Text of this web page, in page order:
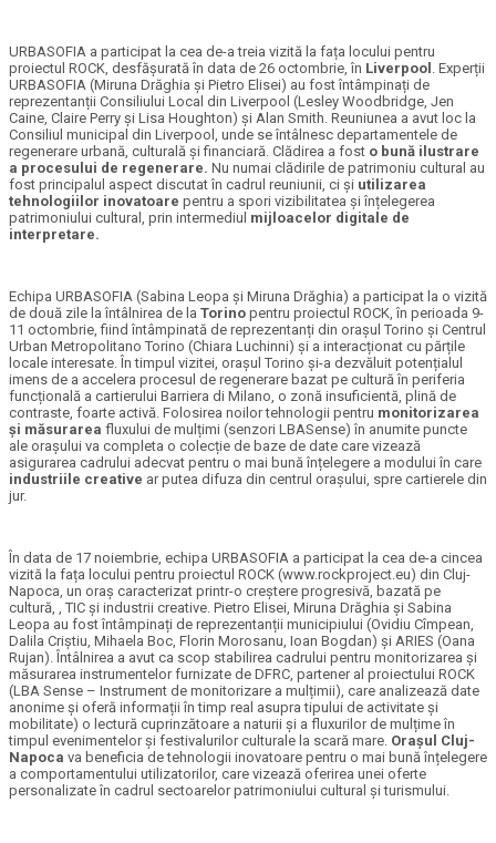
URBASOFIA a participat la cea de-a treia vizită la fața locului pentru
proiectul ROCK, desfășurată în data de 26 octombrie, în Liverpool . Experții
URBASOFIA (Miruna Drăghia și Pietro Elisei) au fost întâmpinați de
reprezentanții Consiliului Local din Liverpool (Lesley Woodbridge, Jen
Caine, Claire Perry și Lisa Houghton) și Alan Smith. Reuniunea a avut loc la
Consiliul municipal din Liverpool, unde se întâlnesc departamentele de
regenerare urbană, culturală și financiară. Clădirea a fost o bună ilustrare
a procesului de regenerare. Nu numai clădirile de patrimoniu cultural au
fost principalul aspect discutat în cadrul reuniunii, ci și utilizarea
tehnologiilor inovatoare pentru a spori vizibilitatea și înțelegerea
patrimoniului cultural, prin intermediul mijloacelor digitale de
interpretare.
Echipa URBASOFIA (Sabina Leopa și Miruna Drăghia) a participat la o vizită
de două zile la întâlnirea de la Torino pentru proiectul ROCK, în perioada 9-
11 octombrie, fiind întâmpinată de reprezentanți din orașul Torino și Centrul
Urban Metropolitano Torino (Chiara Luchinni) și a interacționat cu părțile
locale interesate. În timpul vizitei, orașul Torino și-a dezvăluit potențialul
imens de a accelera procesul de regenerare bazat pe cultură în periferia
funcțională a cartierului Barriera di Milano, o zonă insuficientă, plină de
contraste, foarte activă. Folosirea noilor tehnologii pentru monitorizarea
și măsurarea fluxului de mulțimi (senzori LBASense) în anumite puncte
ale orașului va completa o colecție de baze de date care vizează
asigurarea cadrului adecvat pentru o mai bună înțelegere a modului în care
industriile creative ar putea difuza din centrul orașului, spre cartierele din
jur.
În data de 17 noiembrie, echipa URBASOFIA a participat la cea de-a cincea
vizită la fața locului pentru proiectul ROCK (www.rockproject.eu) din Cluj-
Napoca, un oraș caracterizat printr-o creștere progresivă, bazată pe
cultură, , TIC și industrii creative. Pietro Elisei, Miruna Drăghia și Sabina
Leopa au fost întâmpinați de reprezentanții municipiului (Ovidiu Cîmpean,
Dalila Criștiu, Mihaela Boc, Florin Morosanu, Ioan Bogdan) și ARIES (Oana
Rujan). Întâlnirea a avut ca scop stabilirea cadrului pentru monitorizarea și
măsurarea instrumentelor furnizate de DFRC, partener al proiectului ROCK
(LBA Sense – Instrument de monitorizare a mulțimii), care analizează date
anonime și oferă informații în timp real asupra tipului de activitate și
mobilitate) o lectură cuprinzătoare a naturii și a fluxurilor de mulțime în
timpul evenimentelor și festivalurilor culturale la scară mare. Orașul Cluj-
Napoca va beneficia de tehnologii inovatoare pentru o mai bună înțelegere
a comportamentului utilizatorilor, care vizează oferirea unei oferte
personalizate în cadrul sectoarelor patrimoniului cultural și turismului.